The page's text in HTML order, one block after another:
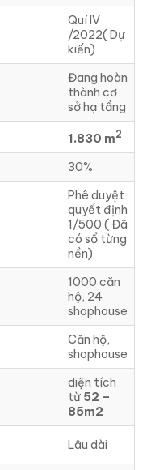
Quí IV
/2022( Dự
kiến)
Đang hoàn
thành cơ
sở hạ tầng
1.830 m2
30%
Phê duyệt
quyết định
1/500 ( Đã
có sổ từng
nền)
1000 căn
hộ, 24
shophouse
Căn hộ,
shophouse
diện tích
từ 52 –
85m2
Lâu dài